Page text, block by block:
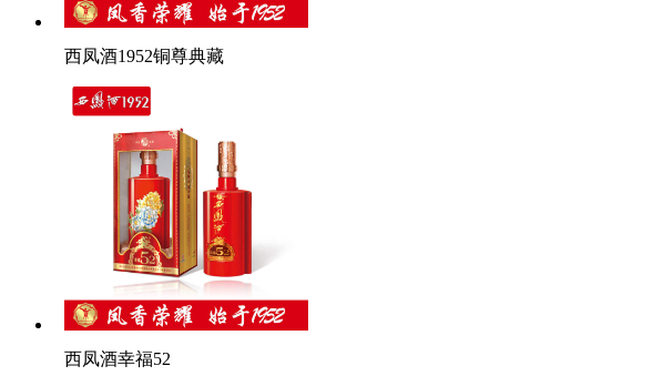
西凤酒1952铜尊典藏
西凤酒幸福52